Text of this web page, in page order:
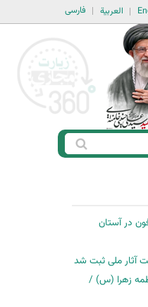
فارسی العربية
در آستان
آثار ملی ثبت شد
زهرا (س) /